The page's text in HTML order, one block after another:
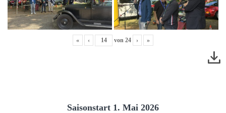
« ‹ von 24 › »
Saisonstart 1. Mai 2026